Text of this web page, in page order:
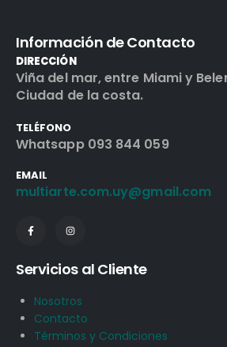
Información de Contacto
DIRECCIÓN
Viña del mar, entre Miami y
Ciudad de la costa.
TELÉFONO
Whatsapp 093 844 059
EMAIL
multiarte.com.uy@gmail.com
Servicios al Cliente
Nosotros
Contacto
Términos y Condiciones